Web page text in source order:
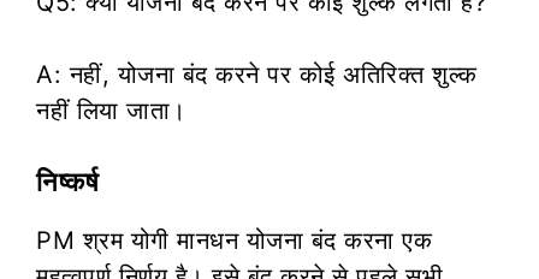
A: नहीं, योजना बंद करने पर कोई अतिरिक्त शुल्क
नहीं लिया जाता।
निष्कर्ष
PM श्रम योगी मानधन योजना बंद करना एक